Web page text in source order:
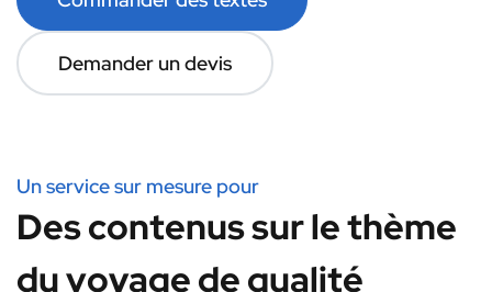
Demander un devis
Un service sur mesure pour
Des contenus sur le thème
du voyage de qualité